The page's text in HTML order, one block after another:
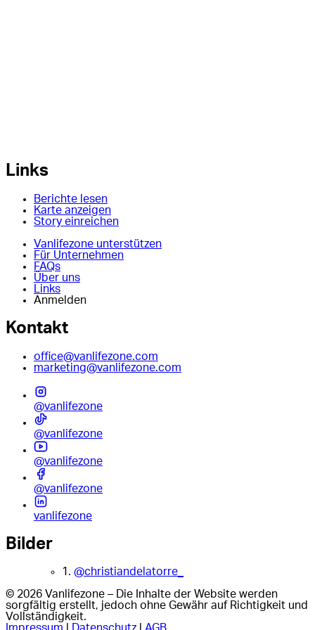
Links
Berichte lesen
Karte anzeigen
Story einreichen
Vanlifezone unterstützen
Für Unternehmen
FAQs
Über uns
Links
Anmelden
Kontakt
office@vanlifezone.com
marketing@vanlifezone.com
@vanlifezone
@vanlifezone
@vanlifezone
@vanlifezone
vanlifezone
Bilder
1. @christiandelatorre_
© 2026 Vanlifezone – Die Inhalte der Website werden
sorgfältig erstellt, jedoch ohne Gewähr auf Richtigkeit und
Vollständigkeit.